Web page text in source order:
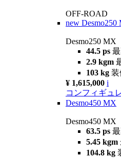
OFF-ROAD
new Desmo250
Desmo250 MX
44.5 ps
2.9 kgm
103 kg 装
¥ 1,615,000 i
コンフィギュ
Desmo450 MX
Desmo450 MX
63.5 ps
5.45 kgm
104.8 kg